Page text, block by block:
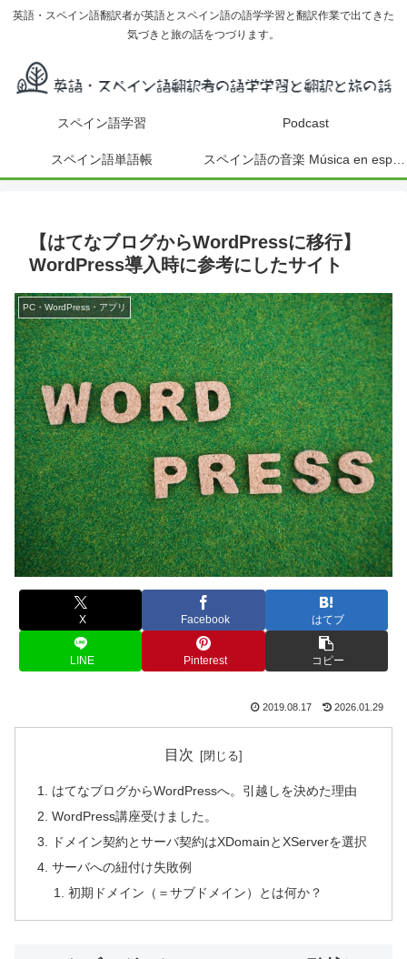
英語・スペイン語翻訳者が英語とスペイン語の語学学習と翻訳作業で出てきた
気づきと旅の話をつづります。
スペイン語学習 Podcast
スペイン語単語帳
【はてなブログからWordPressに移行】
WordPress導入時に参考にしたサイト
PC・WordPress・アプリ
X Facebook はてブ
LINE Pinterest コピー
2019.08.17 2026.01.29
目次
はてなブログからWordPressへ。引越しを決めた理由
WordPress講座受けました。
ドメイン契約とサーバ契約はXDomainとXServerを選択
サーバへの紐付け失敗例
初期ドメイン（＝サブドメイン）とは何か？